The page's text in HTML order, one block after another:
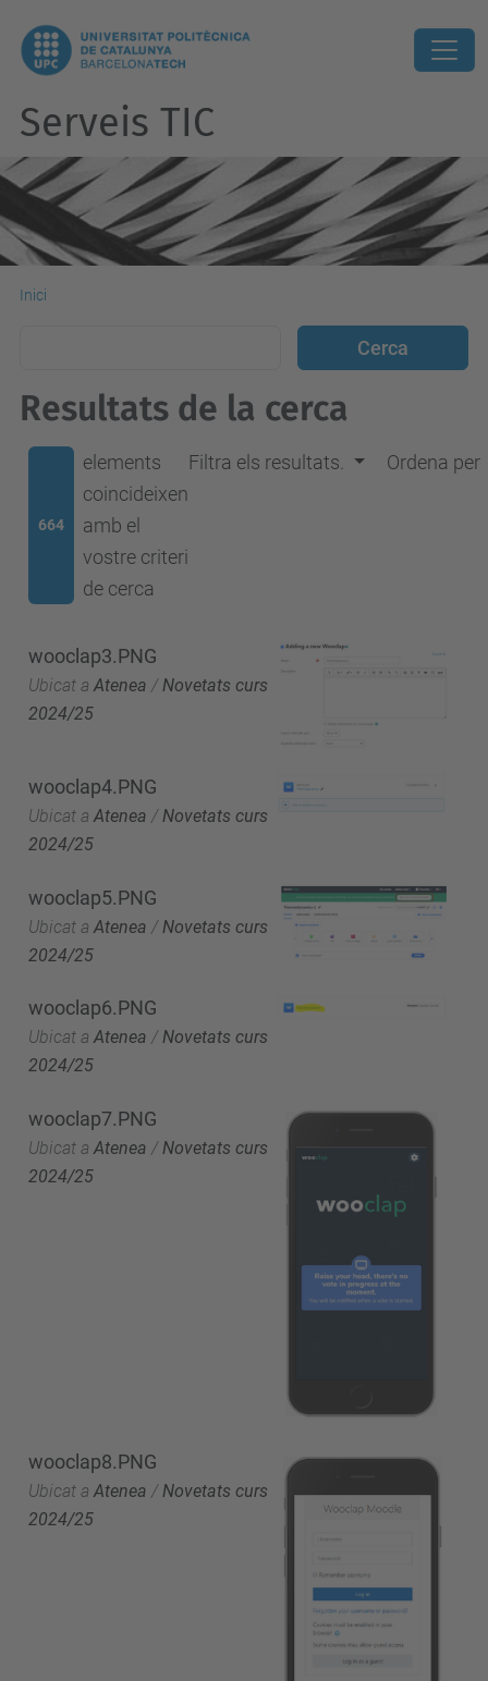
Serveis TIC
Inici
Resultats de la cerca
664
elements
coincideixen
amb el
vostre criteri
de cerca
Filtra els resultats. Ordena per
wooclap3.PNG
Ubicat a Atenea / Novetats curs
2024/25
wooclap4.PNG
Ubicat a Atenea /Novetats curs
2024/25
wooclap5.PNG
Ubicat a Atenea / Novetats curs
2024/25
wooclap6.PNG
Ubicat a Atenea /Novetats curs
2024/25
wooclap7.PNG
Ubicat a Atenea / Novetats curs
2024/25
wooclap8.PNG
Ubicat a Atenea /Novetats curs
2024/25